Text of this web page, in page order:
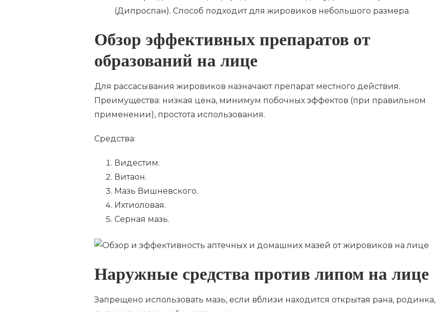
(Дипроспан). Способ подходит для жировиков небольшого размера.
Обзор эффективных препаратов от
образований на лице
Для рассасывания жировиков назначают препарат местного действия.
Преимущества: низкая цена, минимум побочных эффектов (при правильном
применении), простота использования.
Средства:
Видестим.
Витаон.
Мазь Вишневского.
Ихтиоловая.
Серная мазь.
Наружные средства против липом на лице
Запрещено использовать мазь, если вблизи находится открытая рана, родинка,